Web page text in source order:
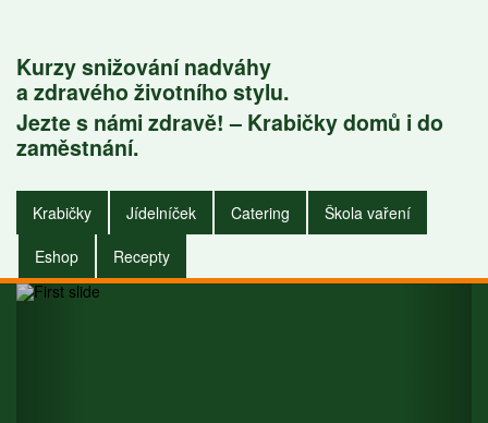
Kurzy snižování nadváhy
a zdravého životního stylu.
Jezte s námi zdravě! – Krabičky domů i do
zaměstnání.
Krabičky Jídelníček Catering
Škola vaření
Eshop
Recepty
Krabičky do
zaměstnání i do
domu.